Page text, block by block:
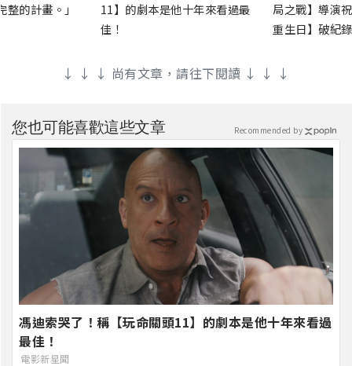
的計畫。」
11】的劇本是他十年來看過最
佳！
局之戰】導演
重生日】破紀
↓ ↓ ↓ 尚有文章，請往下閱讀 ↓ ↓ ↓
您也可能喜歡這些文章
馮迪索哭了！稱【玩命關頭11】的劇本是他十年來看過
最佳！
電影新星聞
Recommended by